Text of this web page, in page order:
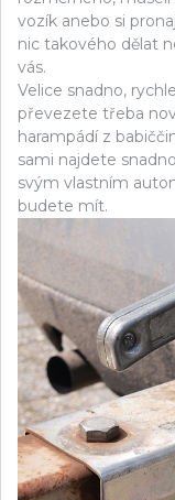
vozík anebo si
nic takového dělat
vás.
Velice snadno,
převezete třeba
harampádí z
sami najdete
svým vlastním
budete mít.